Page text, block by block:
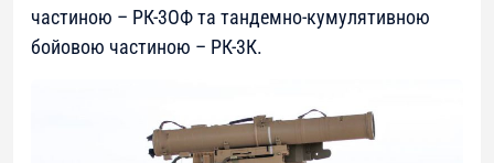
частиною – РК-3ОФ та тандемно-кумулятивною
бойовою частиною – РК-3К.